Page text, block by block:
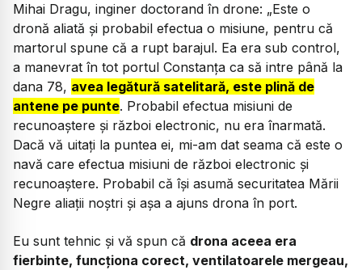
Mihai Dragu, inginer doctorand în drone: „Este o
dronă aliată și probabil efectua o misiune, pentru că
martorul spune că a rupt barajul. Ea era sub control,
a manevrat în tot portul Constanța ca să intre până la
dana 78, avea legătură satelitară, este plină de
antene pe punte. Probabil efectua misiuni de
recunoaștere și război electronic, nu era înarmată.
Dacă vă uitați la puntea ei, mi-am dat seama că este o
navă care efectua misiuni de război electronic și
recunoaștere. Probabil că își asumă securitatea Mării
Negre aliații noștri și așa a ajuns drona în port.
Eu sunt tehnic și vă spun că drona aceea era
fierbinte, funcționa corect, ventilatoarele mergeau,